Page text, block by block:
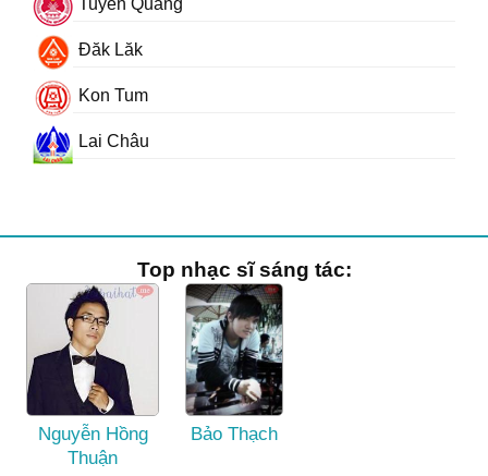
Tuyên Quang
Đăk Lăk
Kon Tum
Lai Châu
Top nhạc sĩ sáng tác:
Nguyễn Hồng
Thuận
Bảo Thạch